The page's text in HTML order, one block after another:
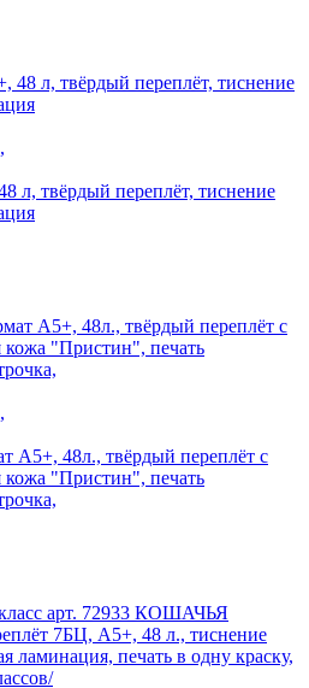
л, твёрдый переплёт, тиснение
А5+, 48л., твёрдый переплёт с
кожа "Пристин", печать